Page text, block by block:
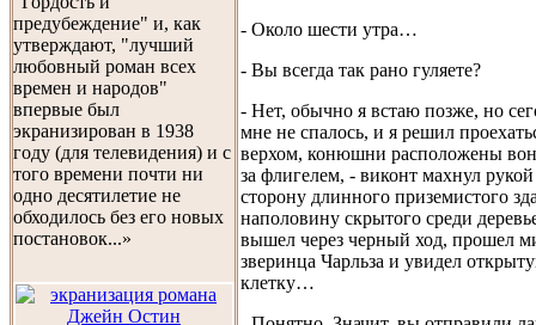
предубеждение" и, как
утверждают, "лучший
любовный роман всех
времен и народов"
впервые был
экранизирован в 1938
году (для телевидения) и с
того времени почти ни
одно десятилетие не
обходилось без его новых
постановок...»
- Около шести утра…
- Вы всегда так рано гуляете?
- Нет, обычно я встаю позже, но
мне не спалось, и я решил
верхом, конюшни расположены
за флигелем, - виконт махнул
сторону длинного приземистого
наполовину скрытого среди
вышел через черный ход, прошел
зверинца Чарльза и увидел
клетку…